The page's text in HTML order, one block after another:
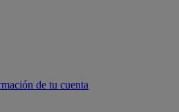
de tu cuenta